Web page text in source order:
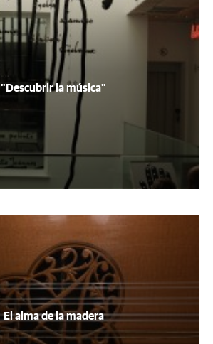
"Descubrir la música"
El alma de la madera